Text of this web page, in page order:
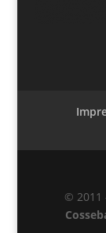
© 2011